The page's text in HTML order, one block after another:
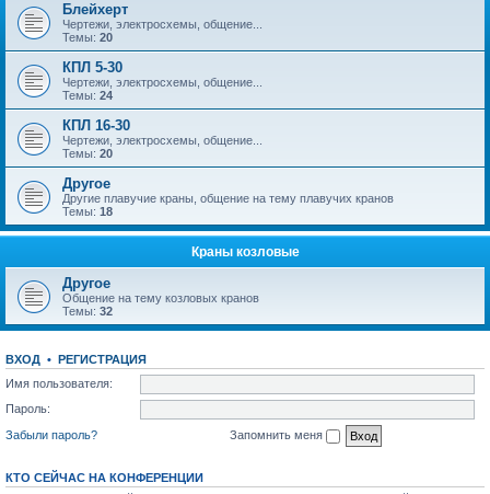
Блейхерт
Чертежи, электросхемы, общение...
Темы: 20
КПЛ 5-30
Чертежи, электросхемы, общение...
Темы: 24
КПЛ 16-30
Чертежи, электросхемы, общение...
Темы: 20
Другое
Другие плавучие краны, общение на тему плавучих кранов
Темы: 18
Краны козловые
Другое
Общение на тему козловых кранов
Темы: 32
ВХОД • РЕГИСТРАЦИЯ
Имя пользователя:
Пароль:
Забыли пароль?
Запомнить меня
КТО СЕЙЧАС НА КОНФЕРЕНЦИИ